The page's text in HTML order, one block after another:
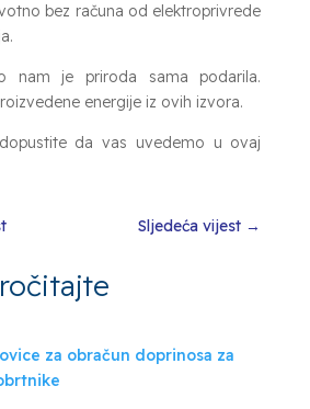
bez računa od elektroprivrede
nam je priroda sama podarila.
energije iz ovih izvora.
da vas uvedemo u ovaj
Sljedeća vijest →